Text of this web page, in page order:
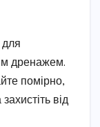
для
дренажем.
помірно,
від